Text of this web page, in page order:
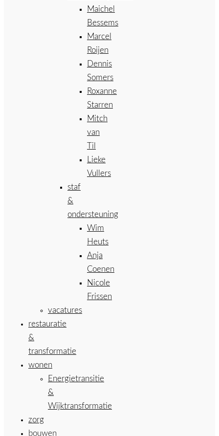
Maichel
Bessems
Marcel
Roijen
Dennis
Somers
Roxanne
Starren
Mitch
van
Til
Lieke
Vullers
staf
&
ondersteuning
Wim
Heuts
Anja
Coenen
Nicole
Frissen
vacatures
restauratie
&
transformatie
wonen
Energietransitie
&
Wijktransformatie
zorg
bouwen